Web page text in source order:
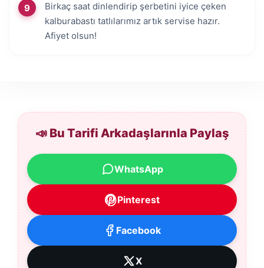
Birkaç saat dinlendirip şerbetini iyice çeken
kalburabastı tatlılarımız artık servise hazır.
Afiyet olsun!
📣 Bu Tarifi Arkadaşlarınla Paylaş
WhatsApp
Pinterest
Facebook
X